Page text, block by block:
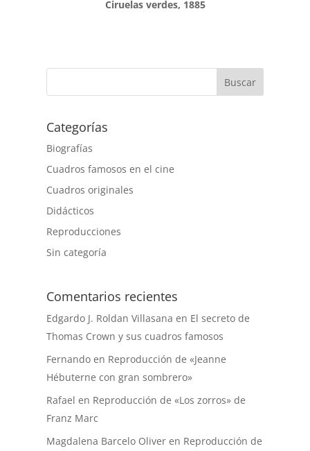
Ciruelas verdes, 1885
Buscar
Categorías
Biografías
Cuadros famosos en el cine
Cuadros originales
Didácticos
Reproducciones
Sin categoría
Comentarios recientes
Edgardo J. Roldan Villasana en El secreto de
Thomas Crown y sus cuadros famosos
Fernando en Reproducción de «Jeanne
Hébuterne con gran sombrero»
Rafael en Reproducción de «Los zorros» de
Franz Marc
Magdalena Barcelo Oliver en Reproducción de